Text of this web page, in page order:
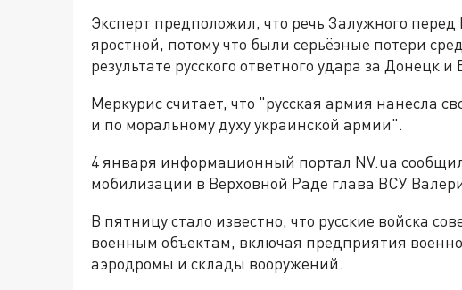
Эксперт предположил, что речь Залужного
яростной, потому что были серьёзные потери
результате русского ответного удара за Донецк и
Меркурис считает, что "русская армия нанесла
и по моральному духу украинской армии".
4 января информационный портал NV.ua
мобилизации в Верховной Раде глава ВСУ
В пятницу стало известно, что русские войска
военным объектам, включая предприятия
аэродромы и склады вооружений.